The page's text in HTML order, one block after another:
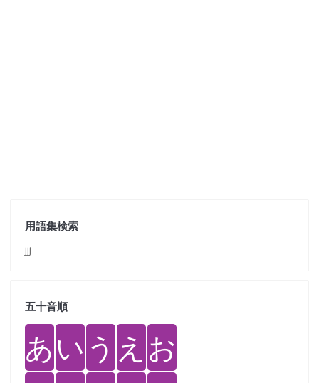
用語集検索
jjj
五十音順
あい う え お